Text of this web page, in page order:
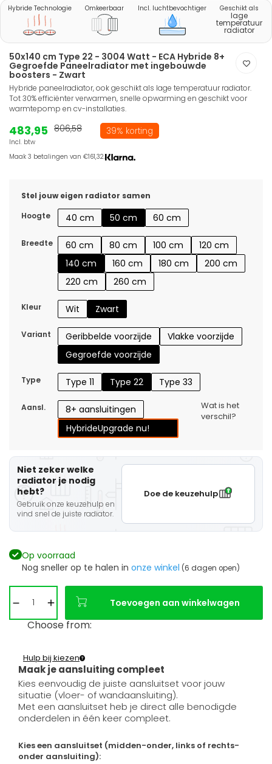
Hybride Technologie Omkeerbaar Incl. luchtbevochtiger Geschikt als
lage
temperatuur
radiator
50x140 cm Type 22 - 3004 Watt - ECA Hybride 8+
Gegroefde Paneelradiator met ingebouwde
boosters - Zwart
Hybride paneelradiator, ook geschikt als lage temperatuur radiator.
Tot 30% efficiënter verwarmen, snelle opwarming en geschikt voor
warmtepomp en cv-installaties.
483,95
Incl. btw
806,58 39% korting
Maak 3 betalingen van €161,32.
Stel jouw eigen radiator samen
Hoogte
40 cm 50 cm 60 cm
Breedte 60 cm 80 cm 100 cm
120 cm
140 cm
160 cm 180 cm
200 cm
220 cm
260 cm
Kleur Wit Zwart
Variant Geribbelde voorzijde
Vlakke voorzijde
Gegroefde voorzijde
Type Type 11 Type 22 Type 33
Aansl.
8+ aansluitingen
HybrideUpgrade nu!
Wat is het
verschil?
Niet zeker welke
radiator je nodig
hebt?
Gebruik onze keuzehulp en
vind snel de juiste radiator.
Doe de keuzehulp
Op voorraad
Nog sneller op te halen in onze winkel (6 dagen open)
Toevoegen aan winkelwagen
Choose from:
Maak je aansluiting compleet
Hulp bij kiezen
Kies eenvoudig de juiste aansluitset voor jouw
situatie (vloer- of wandaansluiting).
Met een aansluitset heb je direct alle benodigde
onderdelen in één keer compleet.
Kies een aansluitset (midden-onder, links of rechts-
onder aansluiting):